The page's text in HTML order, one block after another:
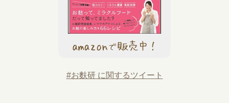
#お麩研 に関するツイート